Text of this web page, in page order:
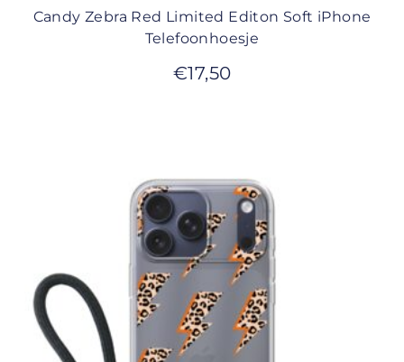
Candy Zebra Red Limited Editon Soft iPhone
Telefoonhoesje
€17,50